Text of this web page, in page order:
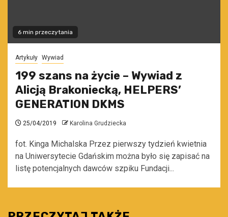
6 min przeczytania
Artykuły Wywiad
199 szans na życie – Wywiad z
Alicją Brakoniecką, HELPERS’
GENERATION DKMS
25/04/2019 Karolina Grudziecka
fot. Kinga Michalska Przez pierwszy tydzień kwietnia
na Uniwersytecie Gdańskim można było się zapisać na
listę potencjalnych dawców szpiku Fundacji...